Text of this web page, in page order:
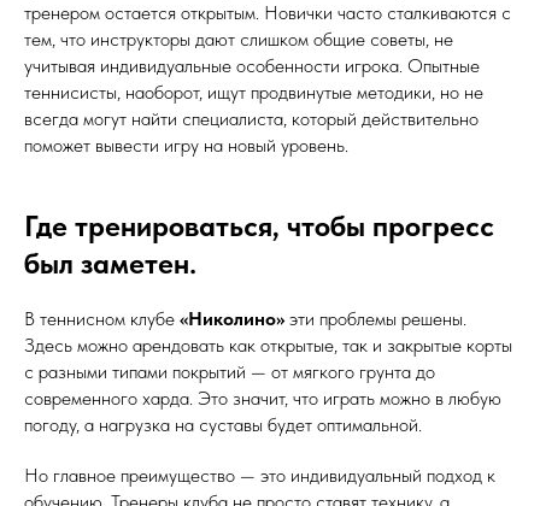
тренером остается открытым. Новички часто сталкиваются с
тем, что инструкторы дают слишком общие советы, не
учитывая индивидуальные особенности игрока. Опытные
теннисисты, наоборот, ищут продвинутые методики, но не
всегда могут найти специалиста, который действительно
поможет вывести игру на новый уровень.
Где тренироваться, чтобы прогресс
был заметен.
В теннисном клубе «Николино» эти проблемы решены.
Здесь можно арендовать как открытые, так и закрытые корты
с разными типами покрытий — от мягкого грунта до
современного харда. Это значит, что играть можно в любую
погоду, а нагрузка на суставы будет оптимальной.
Но главное преимущество — это индивидуальный подход к